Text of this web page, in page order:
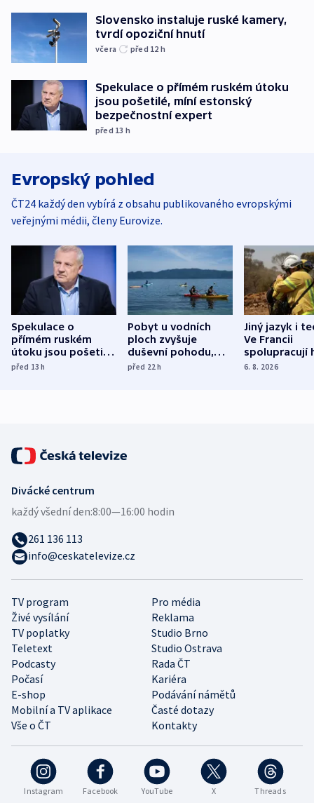
Slovensko instaluje ruské kamery,
tvrdí opoziční hnutí
včera před 12 h
Spekulace o přímém ruském útoku
jsou pošetilé, míní estonský
bezpečnostní expert
před 13 h
Evropský pohled
ČT24 každý den vybírá z obsahu publikovaného evropskými
veřejnými médii, členy Eurovize.
Spekulace o
přímém ruském
útoku jsou pošetilé,
míní estonský
před 13h
Pobyt u vodních
ploch zvyšuje
duševní pohodu,
ukázala
před 22h
Jiný jazyk i
Ve Francii
spolupracují
různých zemí
6. 8. 2026
Instagram Facebook YouTube X Threads
TV program
Pro média
Živé vysílání
Reklama
TV poplatky
Studio Brno
Teletext
Studio Ostrava
Podcasty
Rada ČT
Počasí
Kariéra
E-shop
Podávání námětů
Mobilní a TV aplikace
Časté dotazy
Vše o ČT
Kontakty
Divácké centrum
každý všední den:8:00—16:00 hodin
261 136 113
info@ceskatelevize.cz